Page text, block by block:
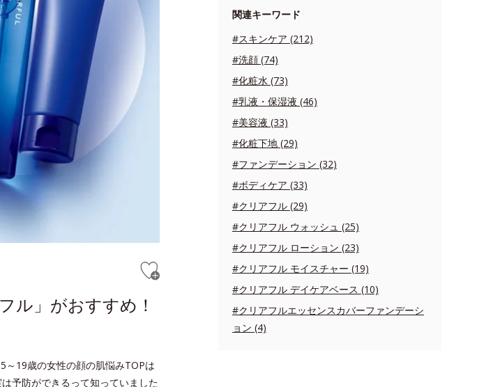
ル」がおすすめ！
19歳の女性の顔の肌悩みTOPは
予防ができるって知っていました
関連キーワード
#スキンケア (212)
#洗顔 (74)
#化粧水 (73)
#乳液・保湿液 (46)
#美容液 (33)
#化粧下地 (29)
#ファンデーション (32)
#ボディケア (33)
#クリアフル (29)
#クリアフル ウォッシュ (25)
#クリアフル ローション (23)
#クリアフル モイスチャー (19)
#クリアフル デイケアベース (10)
#クリアフルエッセンスカバーファンデーシ
ョン (4)